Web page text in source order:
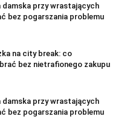
przy wrastających
bez pogarszania problemu
na city break: co
bez nietrafionego zakupu
przy wrastających
bez pogarszania problemu